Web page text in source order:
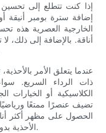
إذا كنت تتطلع إلى
إضافة سترة بومبر أنيقة
الخارجية العصرية هذه
أناقة. بالإضافة إلى ذلك،
عندما يتعلق الأمر
ذات الرداء السريع.
الكلاسيكية أو الخيارات
تضيف عنصرًا ممتعًا
الحصول على مظهر أكثر
الأحذية بدون كعب لخلق تباين أنيق مع قبعتك الكاجوال.